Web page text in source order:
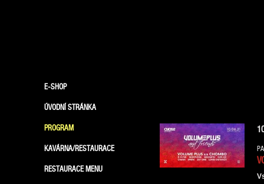
E-SHOP
ÚVODNÍ STRÁNKA
PROGRAM
KAVÁRNA/RESTAURACE
RESTAURACE MENU